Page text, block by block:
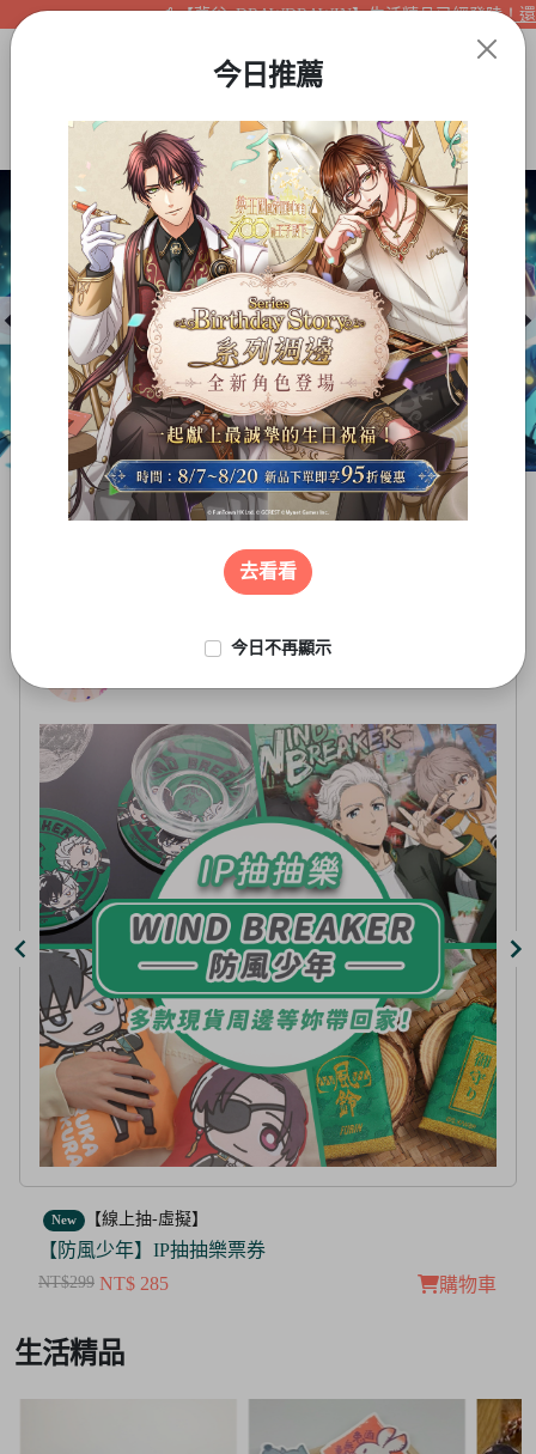
【夢谷xDRAWDRAWIN】生活精品已經登陸！還不
今日推薦
去看看
今日不再顯示
New 【線上抽-虛擬】
【茜色線上抽票券】限量周邊抽抽樂
NT$100 NT$ 50
購物車
3
生活精品